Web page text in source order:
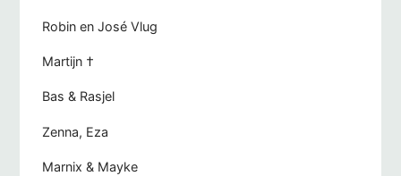
Robin en José Vlug
Martijn †
Bas & Rasjel
Zenna, Eza
Marnix & Mayke